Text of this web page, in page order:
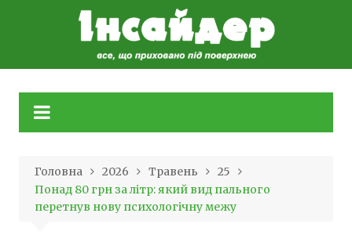
Головна 2026 Травень
25
Понад 80 грн за літр: який вид пального
перетнув нову психологічну межу